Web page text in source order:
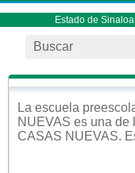
Estado de Sinaloa
La escuela
NUEVAS es una de
CASAS NUEVAS.